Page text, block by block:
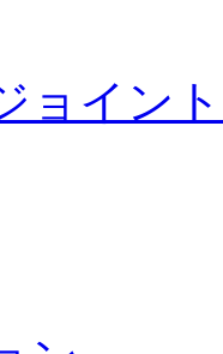
ョイント